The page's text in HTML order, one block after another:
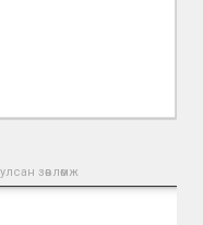
зөвлөмж